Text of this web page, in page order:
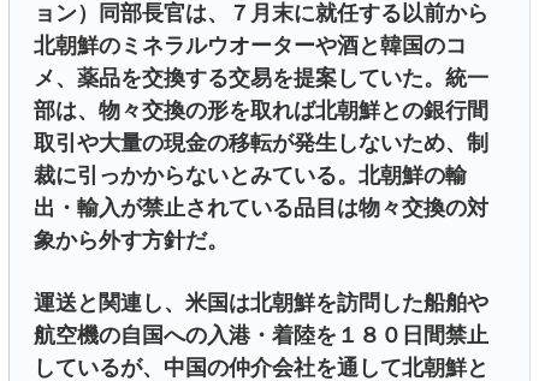
ョン）同部長官は、７月末に就任する以前から
北朝鮮のミネラルウオーターや酒と韓国のコ
メ、薬品を交換する交易を提案していた。統一
部は、物々交換の形を取れば北朝鮮との銀行間
取引や大量の現金の移転が発生しないため、制
裁に引っかからないとみている。北朝鮮の輸
出・輸入が禁止されている品目は物々交換の対
象から外す方針だ。
運送と関連し、米国は北朝鮮を訪問した船舶や
航空機の自国への入港・着陸を１８０日間禁止
しているが、中国の仲介会社を通して北朝鮮と